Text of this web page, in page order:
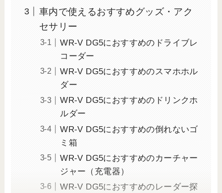
車内で使えるおすすめグッズ・アク
セサリー
WR-V DG5におすすめのドライブレ
コーダー
WR-V DG5におすすめのスマホホル
ダー
WR-V DG5におすすめのドリンクホ
ルダー
WR-V DG5におすすめの倒れないゴ
ミ箱
WR-V DG5におすすめのカーチャー
ジャー（充電器）
WR-V DG5におすすめのレーダー探